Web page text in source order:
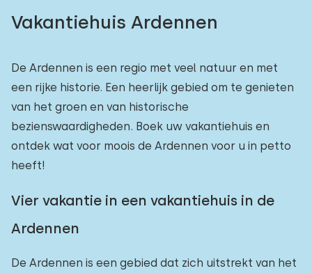
Vakantiehuis Ardennen
De Ardennen is een regio met veel natuur en met
een rijke historie. Een heerlijk gebied om te genieten
van het groen en van historische
bezienswaardigheden. Boek uw vakantiehuis en
ontdek wat voor moois de Ardennen voor u in petto
heeft!
Vier vakantie in een vakantiehuis in de
Ardennen
De Ardennen is een gebied dat zich uitstrekt van het